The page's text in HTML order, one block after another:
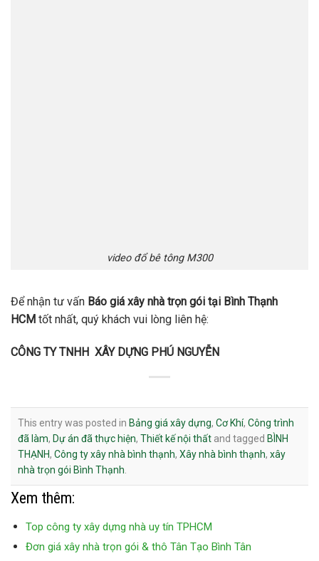
video đổ bê tông M300
Để nhận tư vấn Báo giá xây nhà trọn gói tại Bình Thạnh
HCM tốt nhất, quý khách vui lòng liên hệ:
CÔNG TY TNHH XÂY DỰNG PHÚ NGUYỄN
This entry was posted in Bảng giá xây dựng, Cơ Khí, Công trình
đã làm, Dự án đã thực hiện, Thiết kế nội thất and tagged BÌNH
THẠNH, Công ty xây nhà bình thạnh, Xây nhà bình thạnh, xây
nhà trọn gói Bình Thạnh
Xem thêm:
Top công ty xây dựng nhà uy tín TPHCM
Đơn giá xây nhà trọn gói & thô Tân Tạo Bình Tân